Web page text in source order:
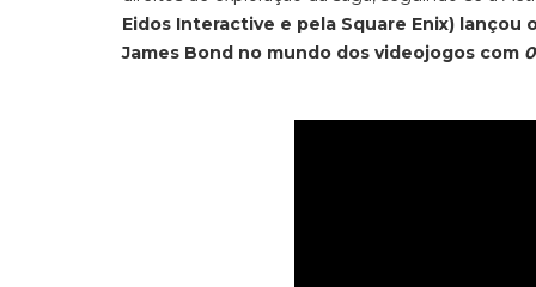
Eidos Interactive e pela Square Enix)
James Bond no mundo dos videojogos com